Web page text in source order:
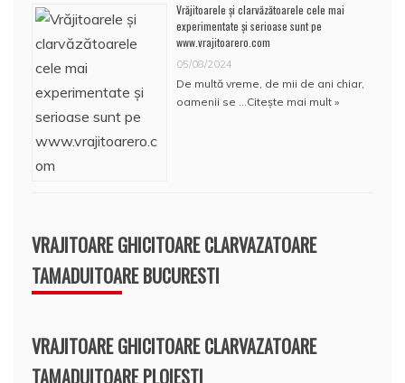
Vrăjitoarele și clarvăzătoarele cele mai
experimentate și serioase sunt pe
www.vrajitoarero.com
05/08/2024
De multă vreme, de mii de ani chiar,
oamenii se … Citește mai mult »
VRAJITOARE GHICITOARE CLARVAZATOARE
TAMADUITOARE BUCURESTI
VRAJITOARE GHICITOARE CLARVAZATOARE
TAMADUITOARE PLOIESTI